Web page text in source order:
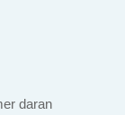
daran